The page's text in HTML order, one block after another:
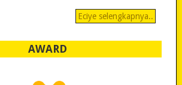
Eciye selengkapnya..
AWARD